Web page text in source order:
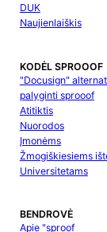
DUK
Naujienlaiškis
KODĖL SPROOOF
"Docusign"
palyginti sprooof
Atitiktis
Nuorodos
Įmonėms
Žmogiškiesiems
Universitetams
BENDROVĖ
Apie "sproof